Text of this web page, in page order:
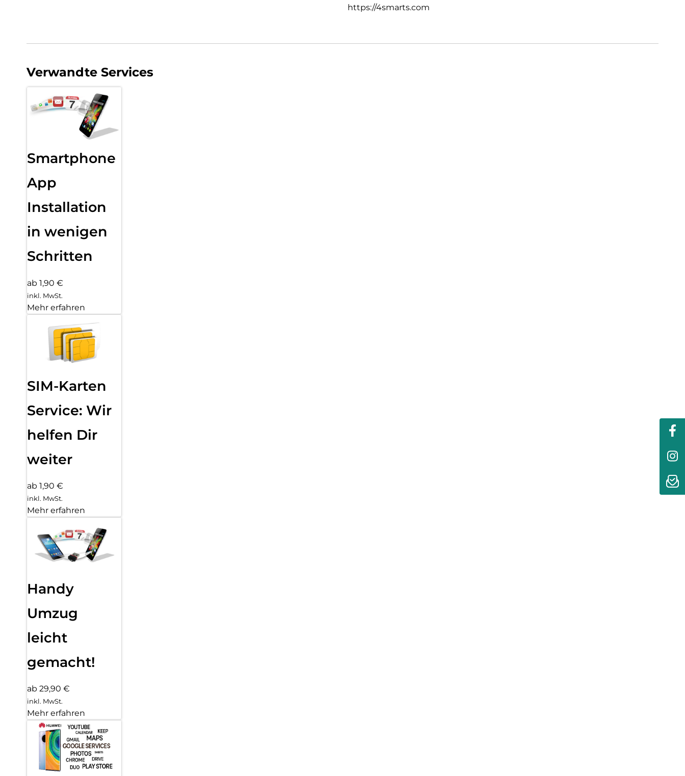
https://4smarts.com
Verwandte Services
Smartphone
App
Installation
in wenigen
Schritten
ab 1,90 €
inkl. MwSt.
Mehr erfahren
SIM-Karten
Service: Wir
helfen Dir
weiter
ab 1,90 €
inkl. MwSt.
Mehr erfahren
Handy
Umzug
leicht
gemacht!
ab 29,90 €
inkl. MwSt.
Mehr erfahren